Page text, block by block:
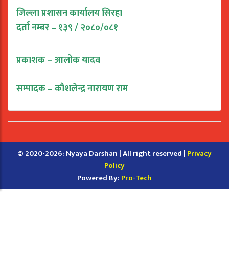
जिल्ला प्रशासन कार्यालय सिरहा
दर्ता नम्बर – १३९ / २०८०/०८१
प्रकाशक – आलोक यादव
सम्पादक – कौशलेन्द्र नारायण राम
© 2020-2026: Nyaya Darshan | All right reserved | Privacy
Policy
Powered By: Pro-Tech